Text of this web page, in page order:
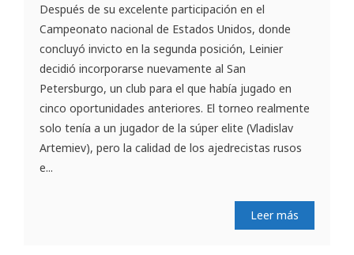
Después de su excelente participación en el
Campeonato nacional de Estados Unidos, donde
concluyó invicto en la segunda posición, Leinier
decidió incorporarse nuevamente al San
Petersburgo, un club para el que había jugado en
cinco oportunidades anteriores. El torneo realmente
solo tenía a un jugador de la súper elite (Vladislav
Artemiev), pero la calidad de los ajedrecistas rusos
e...
Leer más